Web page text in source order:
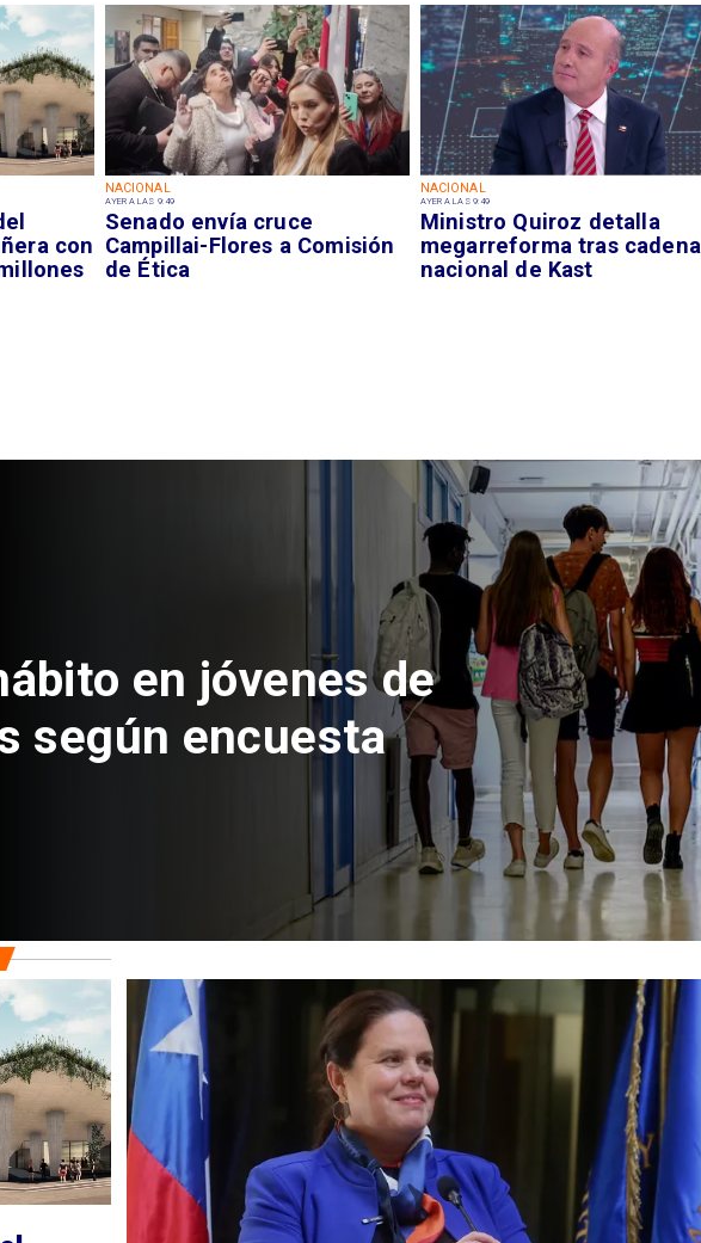
con
NACIONAL
AYER A LAS 9:49
Senado envía cruce
Campillai-Flores a Comisión
de Ética
NACIONAL
AYER A LAS 9:49
Ministro Quiroz detalla
megarreforma tras cadena
nacional de Kast
del Parque
con inversión